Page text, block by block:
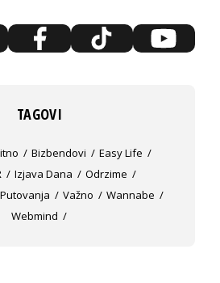
TAGOVI
Bizbendovi
Easy Life
Izjava Dana
Odrzime
Putovanja Važno
Wannabe
Webmind